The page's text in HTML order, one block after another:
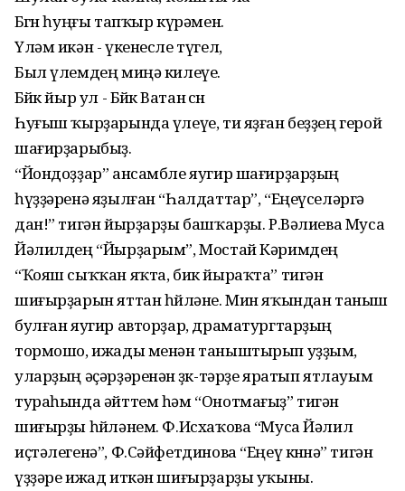
Бөгөн һуңғы тапҡыр күрәмен.
Үләм икән - үкенесле түгел,
Был үлемдең миңә килеүе.
Бөйөк йыр ул - Бөйөк Ватан өсөн
Һуғыш ҡырҙарында үлеүе, ти яҙған беҙҙең герой
шағирҙарыбыҙ.
“Йондоҙҙар” ансамбле яугир шағирҙарҙың
һүҙҙәренә яҙылған “Һалдаттар”, “Еңеүселәргә
дан!” тигән йырҙарҙы башҡарҙы. Р.Вәлиева Муса
Йәлилдең “Йырҙарым”, Мостай Кәримдең
“Ҡояш сыҡҡан яҡта, бик йыраҡта” тигән
шиғырҙарын яттан һөйләне. Мин яҡындан таныш
булған яугир авторҙар, драматургтарҙың
тормошо, ижады менән таныштырып уҙҙым,
уларҙың әҫәрҙәренән өҙөк-тәрҙе яратып ятлауым
тураһында әйттем һәм “Онотмағыҙ” тигән
шиғырҙы һөйләнем. Ф.Исхаҡова “Муса Йәлил
иҫтәлегенә”, Ф.Сәйфетдинова “Еңеү көнөнә” тигән
үҙҙәре ижад иткән шиғырҙарҙы уҡыны.